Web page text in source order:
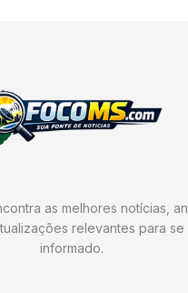
as melhores notícias,
relevantes para se
informado.